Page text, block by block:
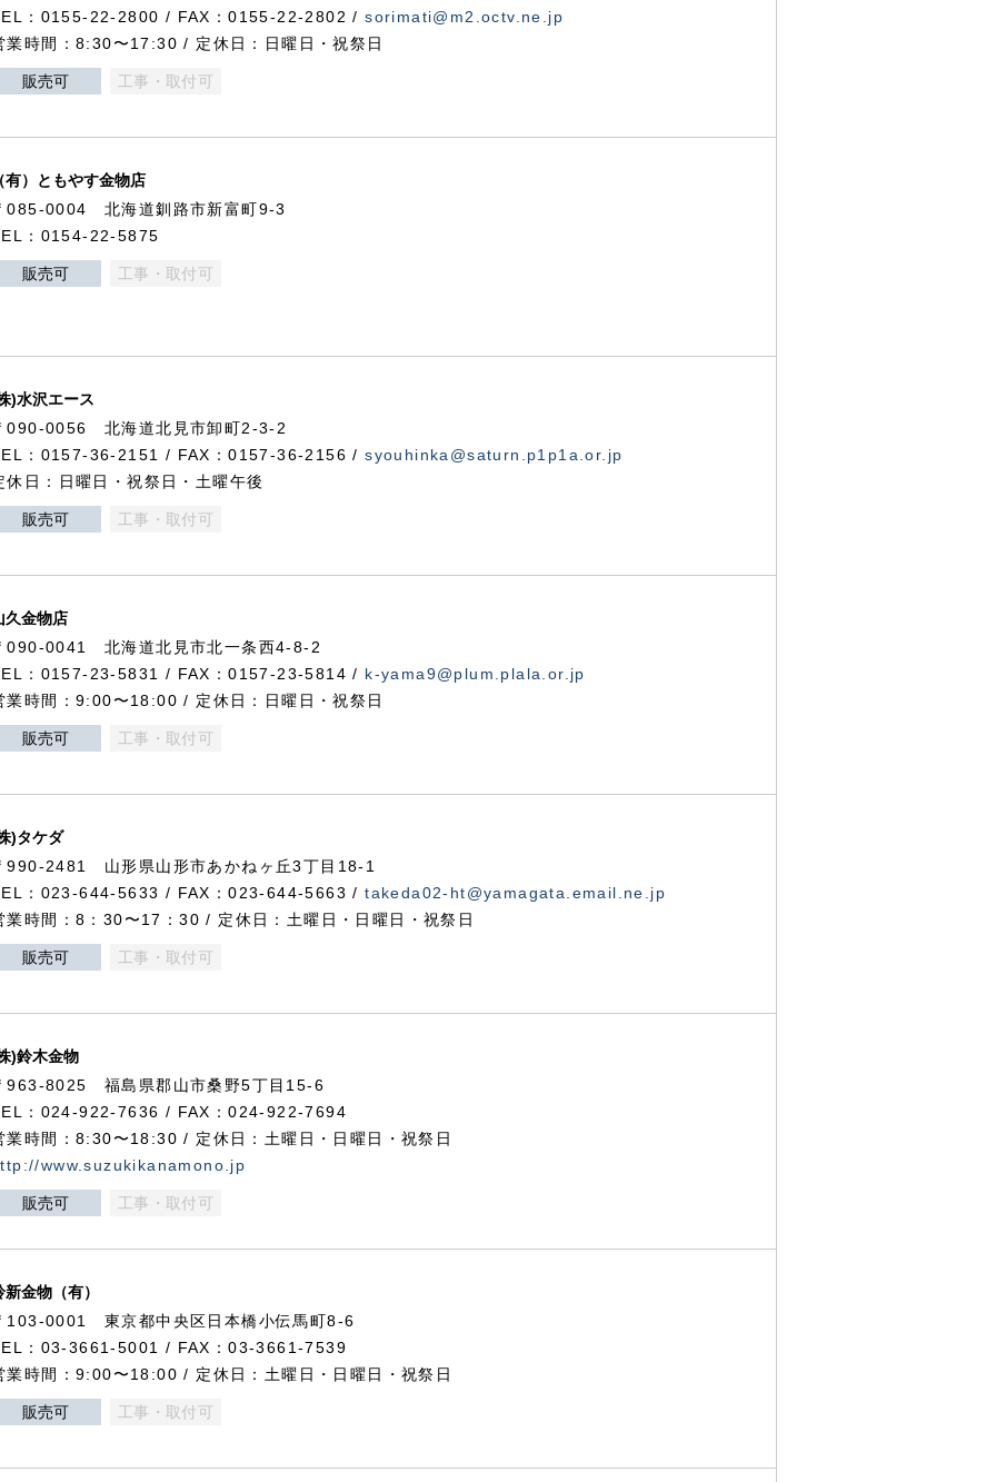
：0155-22-2800 / FAX：0155-22-2802 /sorimati@m2.octv.ne.jp
業時間：8:30〜17:30 / 定休日：日曜日・祝祭日
販売可 工事・取付可
有）ともやす金物店
085-0004 北海道釧路市新富町9-3
：0154-22-5875
販売可 工事・取付可
)水沢エース
090-0056 北海道北見市卸町2-3-2
：0157-36-2151 / FAX：0157-36-2156 /syouhinka@saturn.p1p1a.or.jp
休日：日曜日・祝祭日・土曜午後
販売可 工事・取付可
久金物店
090-0041 北海道北見市北一条西4-8-2
：0157-23-5831 / FAX：0157-23-5814 / k-yama9@plum.plala.or.jp
業時間：9:00〜18:00 / 定休日：日曜日・祝祭日
販売可 工事・取付可
)タケダ
990-2481 山形県山形市あかねヶ丘3丁目18-1
：023-644-5633 / FAX：023-644-5663 /takeda02-ht@yamagata.email.ne.jp
業時間：8：30〜17：30 / 定休日：土曜日・日曜日・祝祭日
販売可 工事・取付可
)鈴木金物
963-8025 福島県郡山市桑野5丁目15-6
：024-922-7636 / FAX：024-922-7694
業時間：8:30〜18:30 / 定休日：土曜日・日曜日・祝祭日
www.suzukikanamono.jp
販売可 工事・取付可
新金物（有）
103-0001 東京都中央区日本橋小伝馬町8-6
：03-3661-5001 / FAX：03-3661-7539
業時間：9:00〜18:00 / 定休日：土曜日・日曜日・祝祭日
販売可 工事・取付可